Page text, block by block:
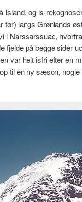
Island, og is-
før) langs Grønlands
i Narssarssuaq,
fjelde på begge sider
var helt isfri efter en
til en ny sæson,